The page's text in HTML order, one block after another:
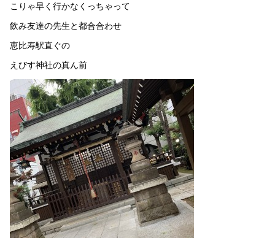
こりゃ早く行かなくっちゃって
飲み友達の先生と都合合わせ
恵比寿駅直ぐの
えびす神社の真ん前